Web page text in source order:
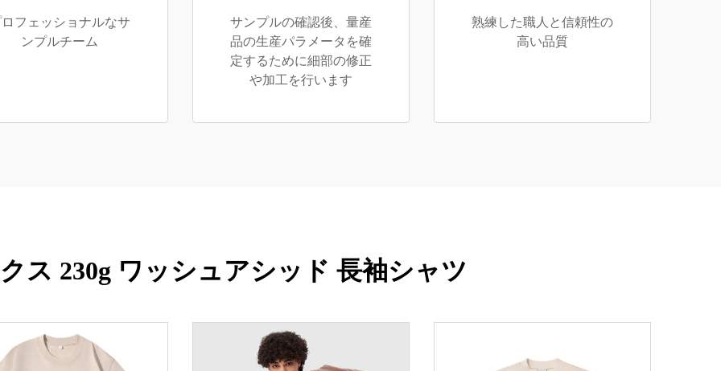
フェッショナルなサ
ンプルチーム
サンプルの確認後、量産
品の生産パラメータを確
定するために細部の修正
や加工を行います
熟練した職人と信頼性の
高い品質
ス 230g ワッシュアシッド 長袖シャツ